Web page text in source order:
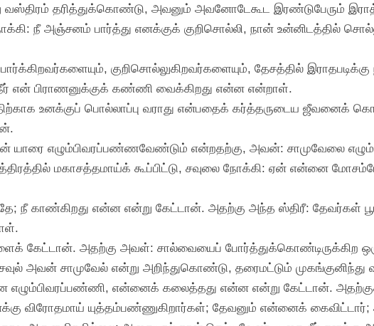
வஸ்திரம் தரித்துக்கொண்டு, அவனும் அவனோடேகூட இரண்டுபேரும்
நீ அஞ்சனம் பார்த்து எனக்குக் குறிசொல்லி, நான் உன்னிடத்தில்
குறிசொல்லுகிறவர்களையும், தேசத்தில் இராதபடிக்கு
என் பிராணனுக்குக் கண்ணி வைக்கிறது என்ன என்றாள்.
உனக்குப் பொல்லாப்பு வராது என்பதைக் கர்த்தருடைய ஜீவனைக்
யாரை எழும்பிவரப்பண்ணவேண்டும் என்றதற்கு, அவன்: சாமுவேலை
மகாசத்தமாய்க் கூப்பிட்டு, சவுலை நோக்கி: ஏன் என்னை
நீ காண்கிறது என்ன என்று கேட்டான். அதற்கு அந்த ஸ்திரீ: தேவர்கள்
கேட்டான். அதற்கு அவள்: சால்வையைப் போர்த்துக்கொண்டிருக்கிற
அவன் சாமுவேல் என்று அறிந்துகொண்டு, தரைமட்டும்
எழும்பிவரப்பண்ணி, என்னைக் கலைத்தது என்ன என்று கேட்டான். அதற்குச்
விரோதமாய் யுத்தம்பண்ணுகிறார்கள்; தேவனும் என்னைக் கைவிட்டார்;